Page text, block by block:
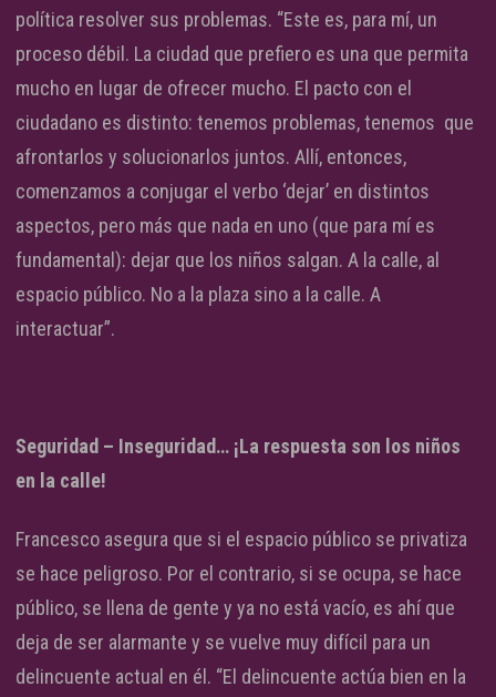
política resolver sus problemas. “Este es, para mí, un
proceso débil. La ciudad que prefiero es una que permita
mucho en lugar de ofrecer mucho. El pacto con el
ciudadano es distinto: tenemos problemas, tenemos que
afrontarlos y solucionarlos juntos. Allí, entonces,
comenzamos a conjugar el verbo ‘dejar’ en distintos
aspectos, pero más que nada en uno (que para mí es
fundamental): dejar que los niños salgan. A la calle, al
espacio público. No a la plaza sino a la calle. A
interactuar”.
Seguridad – Inseguridad… ¡La respuesta son los niños
en la calle!
Francesco asegura que si el espacio público se privatiza
se hace peligroso. Por el contrario, si se ocupa, se hace
público, se llena de gente y ya no está vacío, es ahí que
deja de ser alarmante y se vuelve muy difícil para un
delincuente actual en él. “El delincuente actúa bien en la